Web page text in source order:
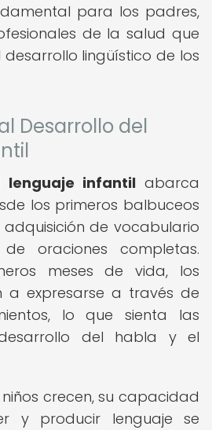
para los padres,
de la salud que
lingüístico de los
Desarrollo del
lenguaje infantilabarca
los primeros balbuceos
de vocabulario
oraciones completas.
meses de vida, los
a expresarse a través de
lo que sienta las
del habla y el
crecen, su capacidad
y producir lenguaje se